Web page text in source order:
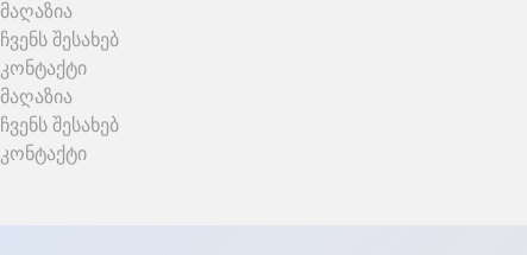
მაღაზია
ჩვენს შესახებ
კონტაქტი
მაღაზია
ჩვენს შესახებ
კონტაქტი